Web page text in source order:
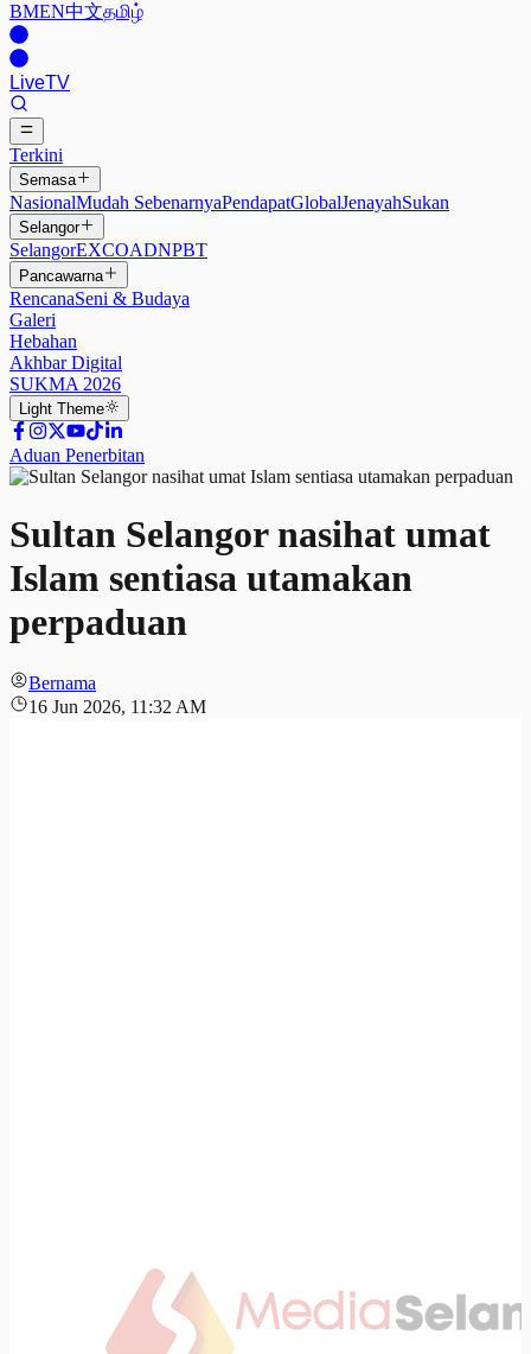
BMEN中文தமிழ்
LiveTV
Terkini
Semasa
NasionalMudah SebenarnyaPendapatGlobalJenayahSukan
Selangor
SelangorEXCOADNPBT
Pancawarna
RencanaSeni & Budaya
Galeri
Hebahan
Akhbar Digital
SUKMA 2026
Light Theme
Aduan Penerbitan
Sultan Selangor nasihat umat
Islam sentiasa utamakan
perpaduan
Bernama
16 Jun 2026, 11:32 AM